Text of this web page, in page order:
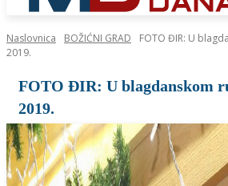
Naslovnica BOŽIĆNI GRAD
FOTO ĐIR: U
2019.
FOTO ĐIR: U blagdanskom
2019.